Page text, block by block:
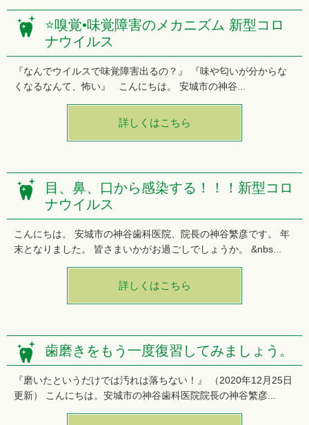
⭐️嗅覚•味覚障害のメカニズム 新型コロ
ナウイルス
『なんでウイルスで味覚障害出るの？』 『味や匂いが分からな
くなるなんて、怖い』 こんにちは。 安城市の神谷...
詳しくはこちら
目、鼻、口から感染する！！！新型コロ
ナウイルス
こんにちは。 安城市の神谷歯科医院、院長の神谷繁彦です。 年
末となりました。 皆さまいかがお過ごしでしょうか。 &nbs...
詳しくはこちら
歯磨きをもう一度復習してみましょう。
『磨いたというだけでは汚れは落ちない！』 （2020年12月25日
更新） こんにちは。安城市の神谷歯科医院院長の神谷繁彦...